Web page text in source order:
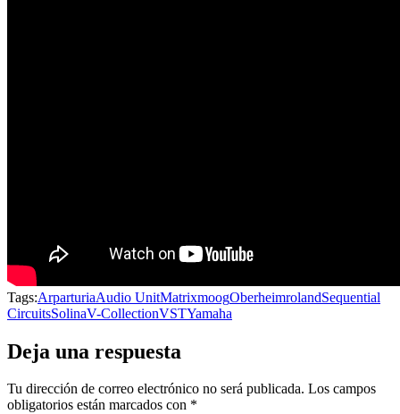
Tags:ArparturiaAudio UnitMatrixmoogOberheimrolandSequential
CircuitsSolinaV-CollectionVSTYamaha
Deja una respuesta
Tu dirección de correo electrónico no será publicada. Los campos
obligatorios están marcados con *